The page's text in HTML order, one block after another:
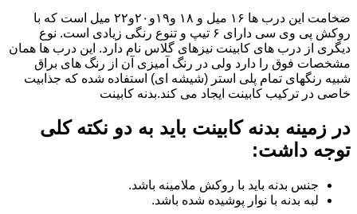
ضخامت این درب ها ۱۶ میل و ۱۸ و١٩و٢٠و٢٢ میل است که با
روکش پی وی سی دارای ۶ تیپ و تنوع رنگی زیادی است. نوع
دیگری از درب های کابینت نیزهای گلاس نام دارد. این درب ها همان
مشخصات فوق را دارد ولی در رنگ آمیزی آن از رنگ های براق
شبیه رنگهای تمام پلی استر (شیشه ای) استفاده شده که جذابیت
خاصی در ترکیب کابینت ایجاد می کند.بدنه کابینت
در زمینه بدنه کابینت باید به دو نکته کلی
توجه داشت:
جنس بدنه باید با روکش ملامینه باشد.
لبه بدنه با نوار پوشیده شده باشد.